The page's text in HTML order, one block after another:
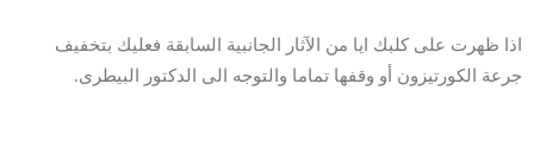
اذا ظهرت على كلبك ايا من الآثار الجانبية السابقة فعليك بتخفيف
جرعة الكورتيزون أو وقفها تماما والتوجه الى الدكتور البيطرى.